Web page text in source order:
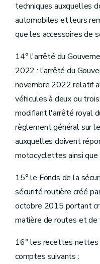
techniques auxquelles
automobiles et leurs
que les accessoires de
14° l'arrêté du
2022 : l'arrêté du
novembre 2022 relatif
véhicules à deux ou
modifiant l'arrêté royal
règlement général sur
auxquelles doivent
motocyclettes ainsi que
15° le Fonds de la
sécurité routière créé
octobre 2015 portant
matière de routes et de
16° les recettes
comptes suivants :